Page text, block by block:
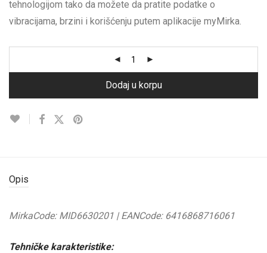
tehnologijom tako da možete da pratite podatke o
vibracijama, brzini i korišćenju putem aplikacije myMirka.
Dodaj u korpu
Opis
MirkaCode: MID6630201 | EANCode: 6416868716061
Tehničke karakteristike: